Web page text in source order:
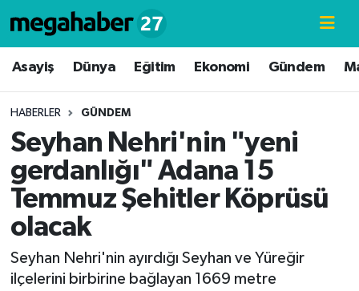
Asayiş Dünya Eğitim Ekonomi Gündem
HABERLER GÜNDEM
Seyhan Nehri'nin "yeni
gerdanlığı" Adana 15
Temmuz Şehitler Köprüsü
olacak
Seyhan Nehri'nin ayırdığı Seyhan ve Yüreğir
ilçelerini birbirine bağlayan 1669 metre
Hava Durumu
Süper Lig Puan Durumu ve Fikstür
Tüm Manşetler
Son Dakika Haberleri
Haber Arşivi